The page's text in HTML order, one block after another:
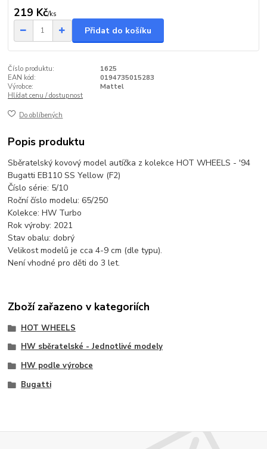
219 Kč/ks
Přidat do košíku
Číslo produktu:
1625
EAN kód:
0194735015283
Výrobce:
Mattel
Hlídat cenu / dostupnost
Do oblíbených
Popis produktu
Sběratelský kovový model autíčka z kolekce HOT WHEELS - '94
Bugatti EB110 SS Yellow (F2)
Číslo série: 5/10
Roční číslo modelu: 65/250
Kolekce: HW Turbo
Rok výroby: 2021
Stav obalu: dobrý
Velikost modelů je cca 4-9 cm (dle typu).
Není vhodné pro děti do 3 let.
Zboží zařazeno v kategoriích
HOT WHEELS
HW sběratelské - Jednotlivé modely
HW podle výrobce
Bugatti